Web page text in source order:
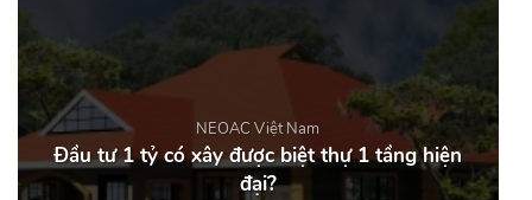
NEOAC Việt Nam
Đầu tư 1 tỷ có xây được biệt thự 1 tầng hiện
đại?